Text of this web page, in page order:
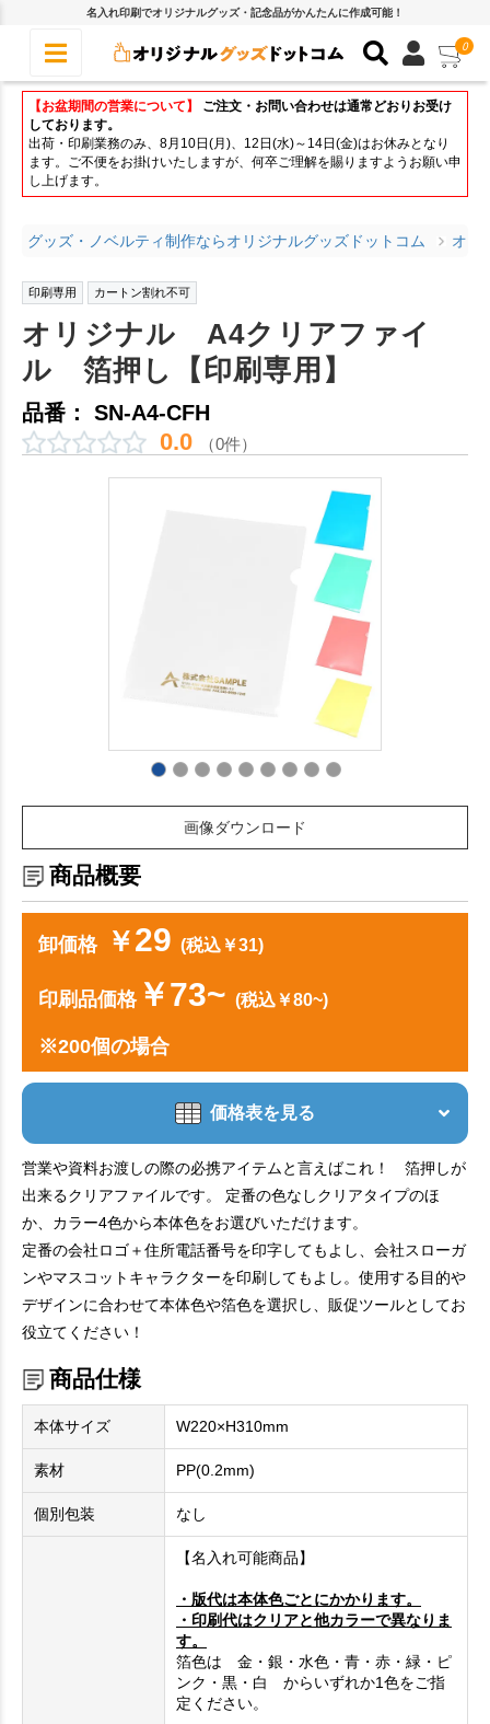
名入れ印刷でオリジナルグッズ・記念品がかんたんに作成可能！
0
【お盆期間の営業について】
ご注文・お問い合わせは通常どおりお受け
しております。
出荷・印刷業務のみ、8月10日(月)、12日(水)～14日(金)はお休みとなり
ます。ご不便をお掛けいたしますが、何卒ご理解を賜りますようお願い申
し上げます。
グッズ・ノベルティ制作ならオリジナルグッズドットコム オリ
印刷専用 カートン割れ不可
オリジナル A4クリアファイ
ル 箔押し【印刷専用】
品番： SN-A4-CFH
0.0 （0件）
画像ダウンロード
商品概要
卸価格 ￥29 (税込￥31)
印刷品価格￥73~ (税込￥80~)
※200個の場合
価格表を見る
営業や資料お渡しの際の必携アイテムと言えばこれ！ 箔押しが
出来るクリアファイルです。 定番の色なしクリアタイプのほ
か、カラー4色から本体色をお選びいただけます。
定番の会社ロゴ＋住所電話番号を印字してもよし、会社スローガ
ンやマスコットキャラクターを印刷してもよし。使用する目的や
デザインに合わせて本体色や箔色を選択し、販促ツールとしてお
役立てください！
商品仕様
本体サイズ W220×H310mm
素材 PP(0.2mm)
個別包装 なし
【名入れ可能商品】
・版代は本体色ごとにかかります。
・印刷代はクリアと他カラーで異なりま
す。
箔色は 金・銀・水色・青・赤・緑・ピ
ンク・黒・白 からいずれか1色をご指
定ください。